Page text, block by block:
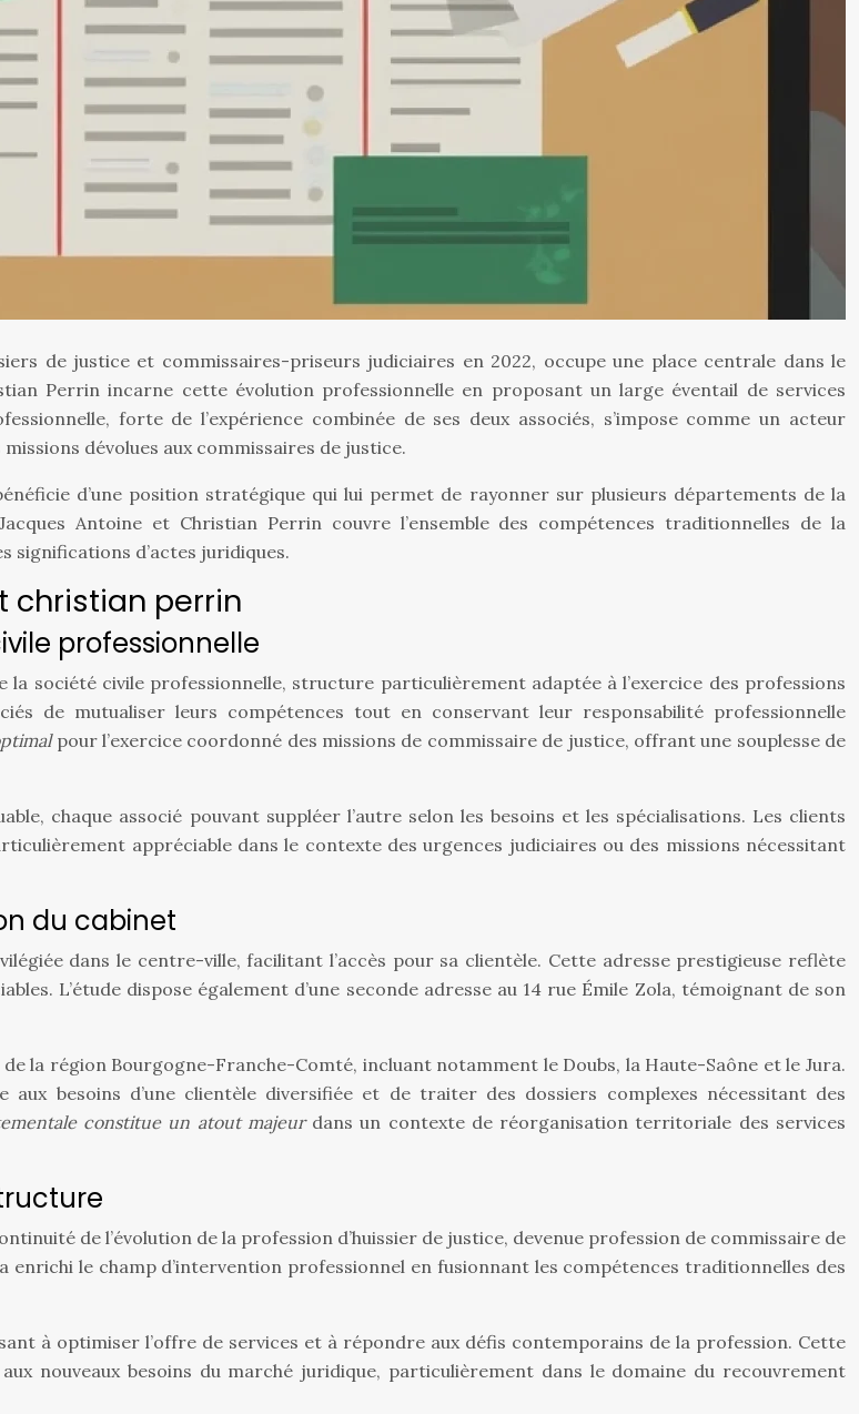
de justice et commissaires-priseurs judiciaires en 2022, occupe une place centrale dans le
Perrin incarne cette évolution professionnelle en proposant un large éventail de services
forte de l’expérience combinée de ses deux associés, s’impose comme un acteur
dévolues aux commissaires de justice.
d’une position stratégique qui lui permet de rayonner sur plusieurs départements de la
Antoine et Christian Perrin couvre l’ensemble des compétences traditionnelles de la
significations d’actes juridiques.
christian perrin
professionnelle
société civile professionnelle, structure particulièrement adaptée à l’exercice des professions
de mutualiser leurs compétences tout en conservant leur responsabilité professionnelle
pour l’exercice coordonné des missions de commissaire de justice, offrant une souplesse de
chaque associé pouvant suppléer l’autre selon les besoins et les spécialisations. Les clients
appréciable dans le contexte des urgences judiciaires ou des missions nécessitant
du cabinet
dans le centre-ville, facilitant l’accès pour sa clientèle. Cette adresse prestigieuse reflète
L’étude dispose également d’une seconde adresse au 14 rue Émile Zola, témoignant de son
la région Bourgogne-Franche-Comté, incluant notamment le Doubs, la Haute-Saône et le Jura.
besoins d’une clientèle diversifiée et de traiter des dossiers complexes nécessitant des
constitue un atout majeur dans un contexte de réorganisation territoriale des services
de l’évolution de la profession d’huissier de justice, devenue profession de commissaire de
le champ d’intervention professionnel en fusionnant les compétences traditionnelles des
à optimiser l’offre de services et à répondre aux défis contemporains de la profession. Cette
nouveaux besoins du marché juridique, particulièrement dans le domaine du recouvrement